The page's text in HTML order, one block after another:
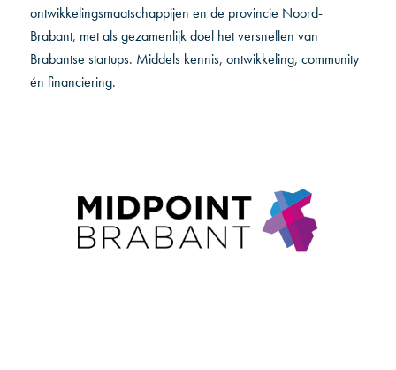
ontwikkelingsmaatschappijen en de provincie Noord-
Brabant, met als gezamenlijk doel het versnellen van
Brabantse startups. Middels kennis, ontwikkeling, community
én financiering.